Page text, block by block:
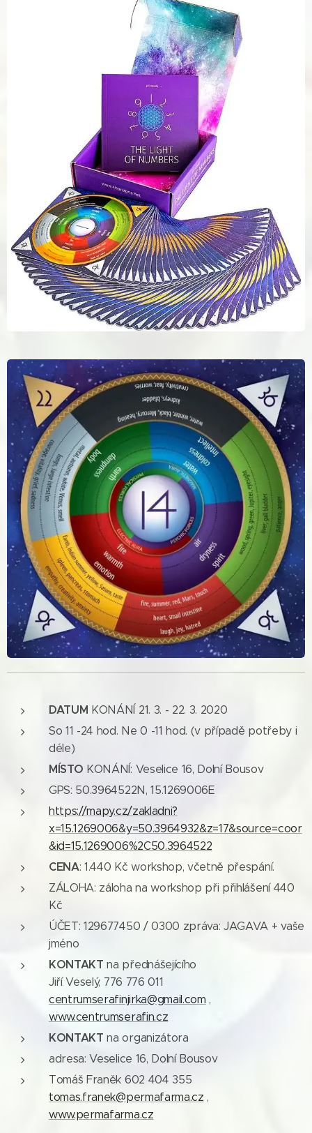
DATUM KONÁNÍ 21. 3. - 22. 3. 2020
So 11 -24 hod. Ne 0 -11 hod. (v případě potřeby i
déle)
MÍSTO KONÁNÍ: Veselice 16, Dolní Bousov
GPS: 50.3964522N, 15.1269006E
https://mapy.cz/zakladni?
x=15.1269006&y=50.3964932&z=17&source=coor
&id=15.1269006%2C50.3964522
CENA: 1.440 Kč workshop, včetně přespání.
ZÁLOHA: záloha na workshop při přihlášení 440
Kč
ÚČET: 129677450 / 0300 zpráva: JAGAVA + vaše
jméno
KONTAKT na přednášejícího
Jiří Veselý, 776 776 011
centrumserafinjirka@gmail.com ,
www.centrumserafin.cz
KONTAKT na organizátora
adresa: Veselice 16, Dolní Bousov
Tomáš Franěk 602 404 355
tomas.franek@permafarma.cz ,
www.permafarma.cz